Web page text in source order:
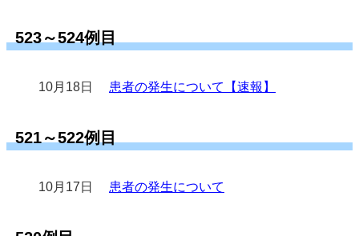
523～524例目
10月18日 患者の発生について【速報】
521～522例目
10月17日 患者の発生について